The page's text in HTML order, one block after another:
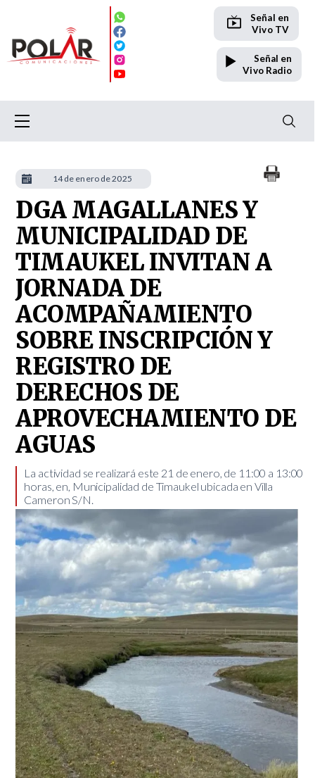
Señal en
Vivo TV
Señal en
Vivo Radio
DGA MAGALLANES Y
MUNICIPALIDAD DE
TIMAUKEL INVITAN A
JORNADA DE
ACOMPAÑAMIENTO
SOBRE INSCRIPCIÓN Y
REGISTRO DE
DERECHOS DE
APROVECHAMIENTO DE
AGUAS
​La actividad se realizará este 21 de enero, de 11:00 a 13:00
horas, en, Municipalidad de Timaukel ubicada en Villa
Cameron S/N.
14 de enero de 2025